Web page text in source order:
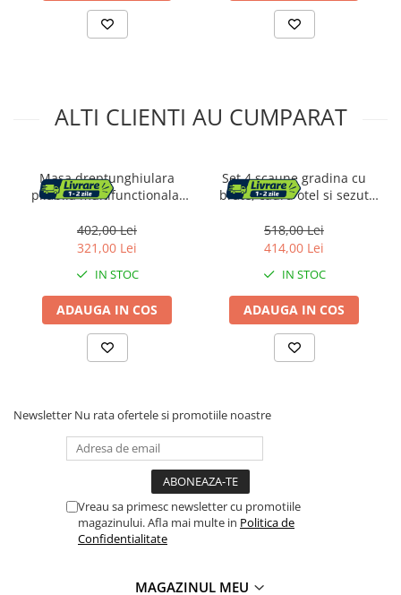
ALTI CLIENTI AU CUMPARAT
Masa dreptunghiulara
pliabila multifunctionala,
neagra
402,00 Lei
321,00 Lei
IN STOC
ADAUGA IN COS
Set 4 scaune gradina cu
brate, cadru otel si sezut
maro
518,00 Lei
414,00 Lei
IN STOC
ADAUGA IN COS
Newsletter Nu rata ofertele si promotiile noastre
Vreau sa primesc newsletter cu promotiile
magazinului. Afla mai multe in Politica de
Confidentialitate
MAGAZINUL MEU